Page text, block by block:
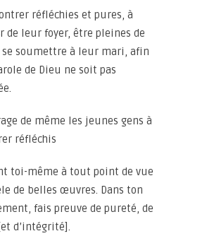
réfléchies et pures, à
de leur foyer, être pleines de
se soumettre à leur mari, afin
de Dieu ne soit pas
de même les jeunes gens à
réfléchis
toi-même à tout point de vue
de belles œuvres. Dans ton
fais preuve de pureté, de
d’intégrité].